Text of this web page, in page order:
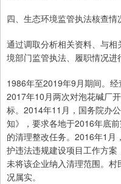
四、生态环境监管执法核查情
通过调取分析相关资料、与
境部门监管执法、履职情况进
1986年至2019年9月期间。经
2017年10月两次对泡花碱厂
标。2014年11月，国务院办
知》，要求各地于2016年底
的清理整改任务。2016年1月
护违法违规建设项目工作方
未将该企业纳入清理范围。
况属实。